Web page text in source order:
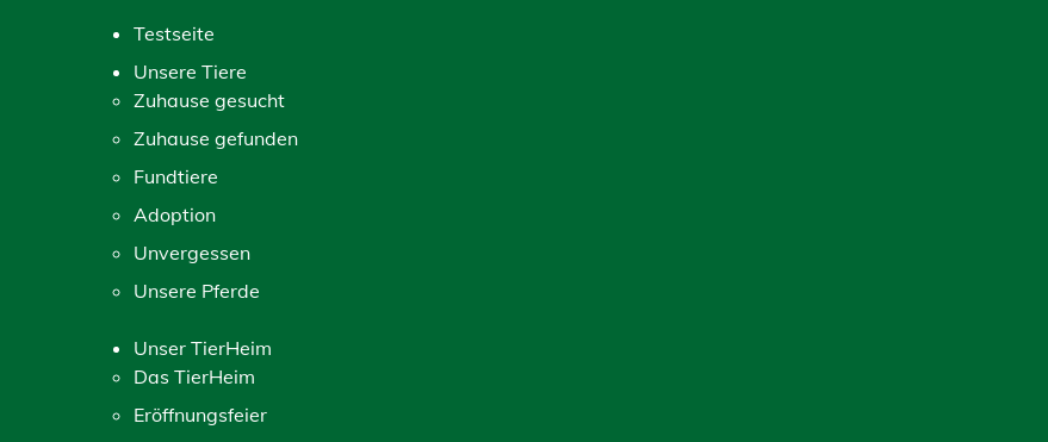
Testseite
Unsere Tiere
Zuhause gesucht
Zuhause gefunden
Fundtiere
Adoption
Unvergessen
Unsere Pferde
Unser TierHeim
Das TierHeim
Eröffnungsfeier